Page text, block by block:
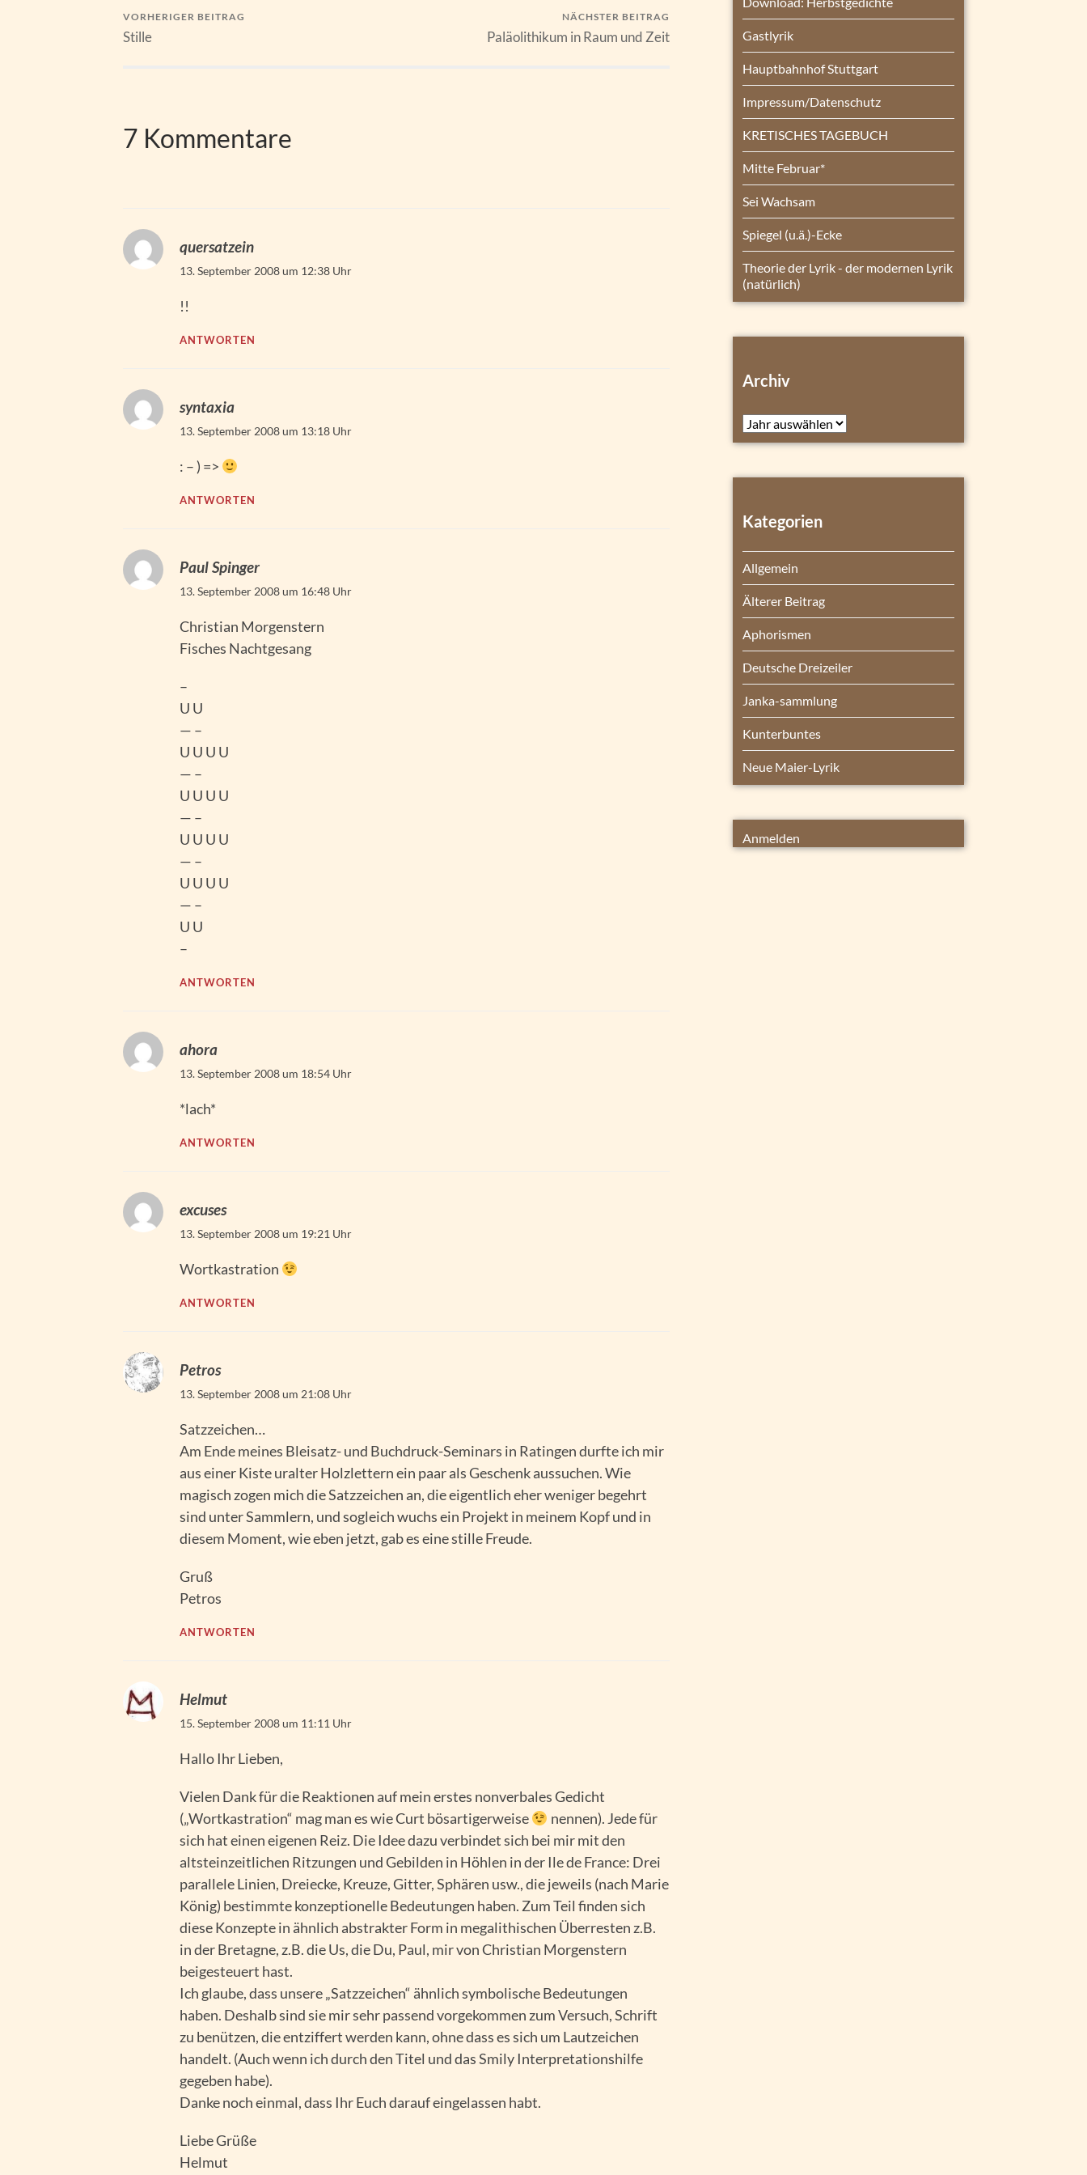
VORHERIGER BEITRAG
Stille
NÄCHSTER BEITRAG
Paläolithikum in Raum und Zeit
7 Kommentare
quersatzein
13. September 2008 um 12:38 Uhr
!!
ANTWORTEN
syntaxia
13. September 2008 um 13:18 Uhr
: – ) =>
ANTWORTEN
Paul Spinger
13. September 2008 um 16:48 Uhr
Christian Morgenstern
Fisches Nachtgesang
–
U U
— –
U U U U
— –
U U U U
— –
U U U U
— –
U U U U
— –
U U
–
ANTWORTEN
ahora
13. September 2008 um 18:54 Uhr
*lach*
ANTWORTEN
excuses
13. September 2008 um 19:21 Uhr
Wortkastration
ANTWORTEN
Petros
13. September 2008 um 21:08 Uhr
Satzzeichen…
Am Ende meines Bleisatz- und Buchdruck-Seminars in Ratingen durfte ich mir
aus einer Kiste uralter Holzlettern ein paar als Geschenk aussuchen. Wie
magisch zogen mich die Satzzeichen an, die eigentlich eher weniger begehrt
sind unter Sammlern, und sogleich wuchs ein Projekt in meinem Kopf und in
diesem Moment, wie eben jetzt, gab es eine stille Freude.
Gruß
Petros
ANTWORTEN
Helmut
15. September 2008 um 11:11 Uhr
Hallo Ihr Lieben,
Vielen Dank für die Reaktionen auf mein erstes nonverbales Gedicht
(„Wortkastration“ mag man es wie Curt bösartigerweise
nennen). Jede für
sich hat einen eigenen Reiz. Die Idee dazu verbindet sich bei mir mit den
altsteinzeitlichen Ritzungen und Gebilden in Höhlen in der Ile de France: Drei
parallele Linien, Dreiecke, Kreuze, Gitter, Sphären usw., die jeweils (nach Marie
König) bestimmte konzeptionelle Bedeutungen haben. Zum Teil finden sich
diese Konzepte in ähnlich abstrakter Form in megalithischen Überresten z.B.
in der Bretagne, z.B. die Us, die Du, Paul, mir von Christian Morgenstern
beigesteuert hast.
Ich glaube, dass unsere „Satzzeichen“ ähnlich symbolische Bedeutungen
haben. Deshalb sind sie mir sehr passend vorgekommen zum Versuch, Schrift
zu benützen, die entziffert werden kann, ohne dass es sich um Lautzeichen
handelt. (Auch wenn ich durch den Titel und das Smily Interpretationshilfe
gegeben habe).
Danke noch einmal, dass Ihr Euch darauf eingelassen habt.
Liebe Grüße
Helmut
Gastlyrik
Hauptbahnhof Stuttgart
Impressum/Datenschutz
KRETISCHES TAGEBUCH
Mitte Februar*
Sei Wachsam
Spiegel (u.ä.)-Ecke
Theorie der Lyrik - der modernen Lyrik
(natürlich)
Archiv
Archiv
Kategorien
Allgemein
Älterer Beitrag
Aphorismen
Deutsche Dreizeiler
Janka-sammlung
Kunterbuntes
Neue Maier-Lyrik
Anmelden